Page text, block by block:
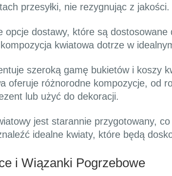
przesyłki, nie rezygnując z jakości.
opcje dostawy, które są
kwiatowa dotrze w
szeroką gamę bukietów i koszy
oferuje różnorodne kompozycje, od
lub użyć do dekoracji.
jest starannie przygotowany,
idealne kwiaty, które będą
i Wiązanki Pogrzebowe